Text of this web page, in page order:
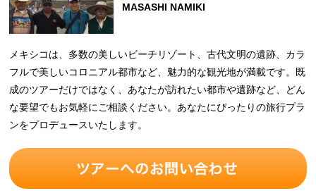
MASASHI NAMIKI
メキシコは、多数の美しいビーチリゾート、古代文明の遺跡、カラ
フルで美しいコロニアル都市など、魅力的な観光地が満載です。既
成のツアーだけではなく、あなたが訪れたい都市や遺跡など、どん
な要望でもお気軽にご相談ください。あなたにぴったりの旅行プラ
ンをプロデュースいたします。